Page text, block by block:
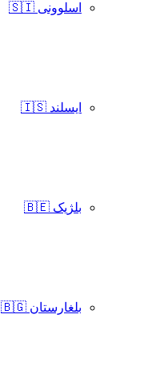
اسلوونی 🇸🇮
ایسلند 🇮🇸
بلژیک 🇧🇪
بلغارستان 🇧🇬